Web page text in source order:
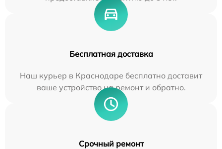
Бесплатная доставка
Наш курьер в Краснодаре бесплатно доставит
ваше устройство на ремонт и обратно.
Срочный ремонт